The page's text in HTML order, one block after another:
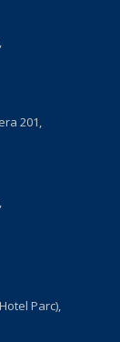
201,
Parc),